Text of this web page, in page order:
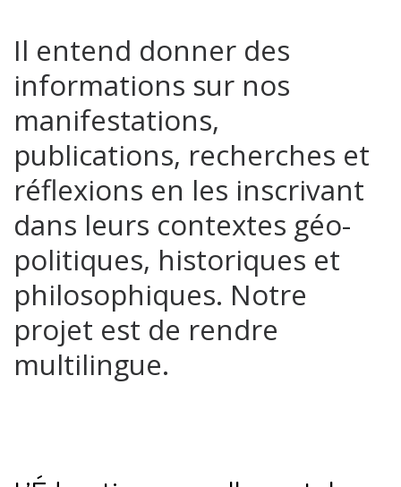
Il entend donner des
informations sur nos
manifestations,
publications, recherches et
réflexions en les inscrivant
dans leurs contextes géo-
politiques, historiques et
philosophiques. Notre
projet est de rendre
multilingue.